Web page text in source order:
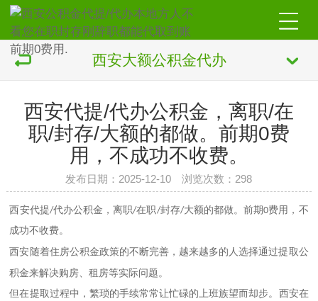
西安大额公积金代办
西安代提/代办公积金，离职/在
职/封存/大额的都做。前期0费
用，不成功不收费。
发布日期：2025-12-10 浏览次数：298
西安代提/代办公积金，离职/在职/封存/大额的都做。前期0费用，不
成功不收费。
西安 随着住房公积金政策的不断完善，越来越多的人选择通过提取公
积金来解决购房、租房等实际问题。
但在提取过程中，繁琐的手续常常让忙碌的上班族望而却步。 西安在